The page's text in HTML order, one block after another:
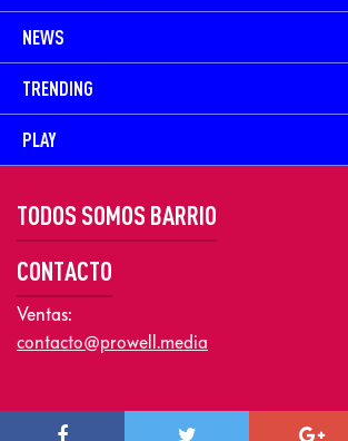
NEWS
TRENDING
PLAY
TODOS SOMOS BARRIO
CONTACTO
Ventas:
contacto@prowell.media